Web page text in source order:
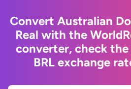
Convert Australian
Real with the
converter, check
BRL exchange